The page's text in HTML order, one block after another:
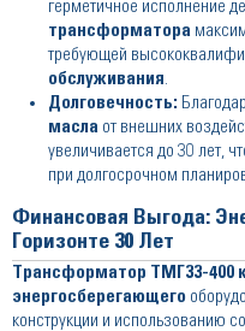
герметичное исполнение
трансформатора
требующей
обслуживания.
Долговечность:
масла от внешних
увеличивается до 30 лет,
при долгосрочном
Финансовая Выгода:
Горизонте 30 Лет
Трансформатор ТМГ33-400
энергосберегающего
конструкции и использованию